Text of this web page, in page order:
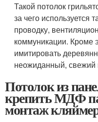
Такой потолок
за чего используется
проводку,
коммуникации. Кроме
имитировать
неожиданный, свежий
Потолок из
крепить МДФ
монтаж